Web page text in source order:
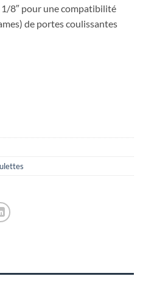
8″ pour une compatibilité
de portes coulissantes